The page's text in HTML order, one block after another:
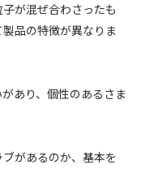
が混ぜ合わさったも
品の特徴が異なりま
あり、個性のあるさま
があるのか、基本を